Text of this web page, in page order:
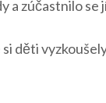
a zúčastnilo
děti